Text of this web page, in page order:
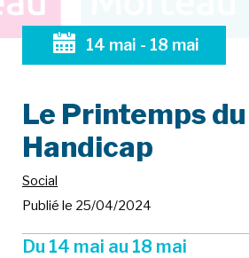
VOS SERVICES
14 mai - 18 mai
Le Printemps du
Handicap
Social
Publié le 25/04/2024
Accueil Actualité
Du 14 mai au 18 mai